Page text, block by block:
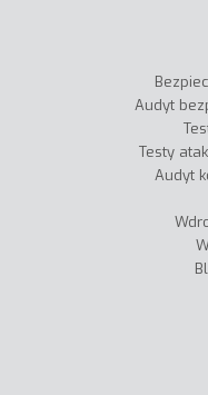
Audyt
Testy
Audyt